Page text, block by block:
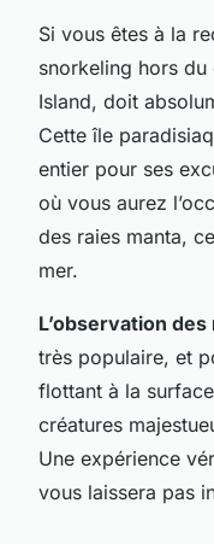
Si vous êtes à la
snorkeling hors du
Island, doit
Cette île
entier pour ses
où vous aurez
des raies manta,
mer.
L’observation des
très populaire, et
flottant à la
créatures
Une expérience
vous laissera pas